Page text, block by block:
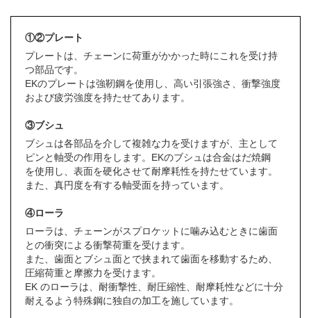
①②プレート
プレートは、チェーンに荷重がかかった時にこれを受け持
つ部品です。
EKのプレートは強靭鋼を使用し、高い引張強さ、衝撃強度
および疲労強度を持たせてあります。
③ブシュ
ブシュは各部品を介して複雑な力を受けますが、主として
ピンと軸受の作用をします。EKのブシュは合金はだ焼鋼
を使用し、表面を硬化させて耐摩耗性を持たせています。
また、真円度を有する軸受面を持っています。
④ローラ
ローラは、チェーンがスプロケットに噛み込むときに歯面
との衝突による衝撃荷重を受けます。
また、歯面とブシュ面とで挟まれて歯面を移動するため、
圧縮荷重と摩擦力を受けます。
EK のローラは、耐衝撃性、耐圧縮性、耐摩耗性などに十分
耐えるよう特殊鋼に独自の加工を施しています。